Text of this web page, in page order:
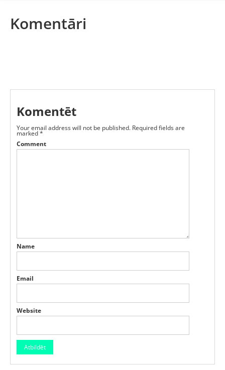
Komentāri
Komentēt
Your email address will not be published. Required fields are
marked*
Comment
Name
Email
Website